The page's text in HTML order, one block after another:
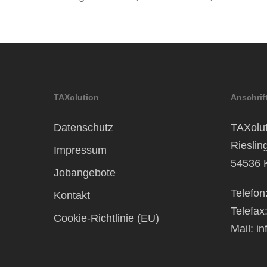
TAXolution
Datenschutz
Impressum
Jobangebote
Kontakt
Cookie-Richtlinie (EU)
54536
Mail: